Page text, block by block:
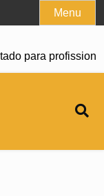
Menu
para